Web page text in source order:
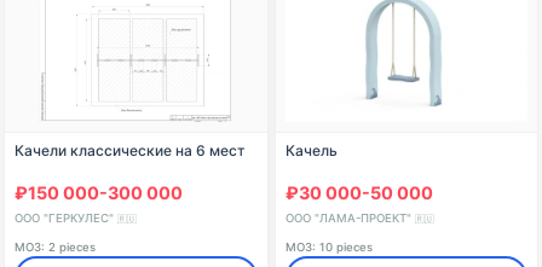
Качели классические на 6 мест
₽150 000-300 000
ООО "ГЕРКУЛЕС" 🇷🇺
МОЗ: 2 pieces
Качель
₽30 000-50 000
ООО "ЛАМА-ПРОЕКТ" 🇷🇺
МОЗ: 10 pieces